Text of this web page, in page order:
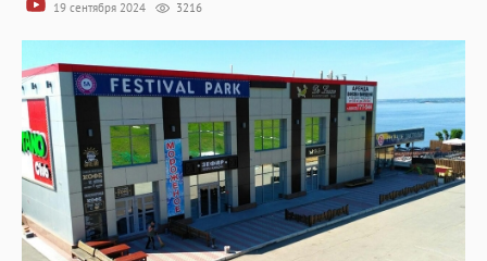
19 сентября 2024 3216